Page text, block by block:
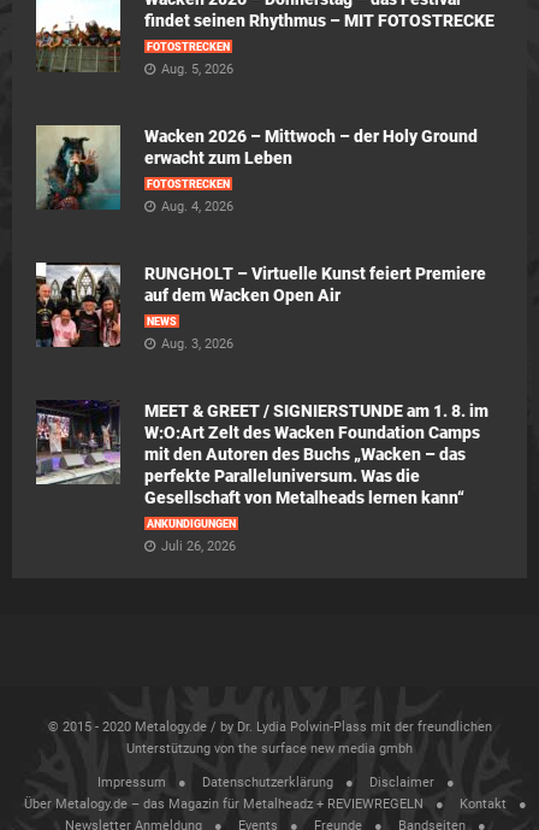
findet seinen Rhythmus – MIT FOTOSTRECKE
FOTOSTRECKEN
Aug. 5, 2026
Wacken 2026 – Mittwoch – der Holy Ground
erwacht zum Leben
FOTOSTRECKEN
Aug. 4, 2026
RUNGHOLT – Virtuelle Kunst feiert Premiere
auf dem Wacken Open Air
NEWS
Aug. 3, 2026
MEET & GREET / SIGNIERSTUNDE am 1. 8. im
W:O:Art Zelt des Wacken Foundation Camps
mit den Autoren des Buchs „Wacken – das
perfekte Paralleluniversum. Was die
Gesellschaft von Metalheads lernen kann“
ANKÜNDIGUNGEN
Juli 26, 2026
© 2015 - 2020 Metalogy.de / by Dr. Lydia Polwin-Plass mit der freundlichen
Unterstützung von the surface new media gmbh
Impressum Datenschutzerklärung
Disclaimer
Über Metalogy.de – das Magazin für Metalheadz + REVIEWREGELN
Kontakt
Newsletter Anmeldung
Events Freunde Bandseiten